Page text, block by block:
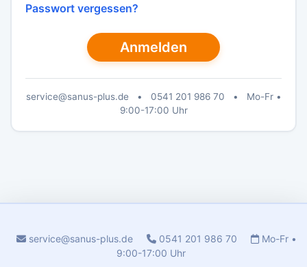
Passwort vergessen?
Anmelden
service@sanus-plus.de • 0541 201 986 70 •
Mo-Fr •
9:00-17:00 Uhr
service@sanus-plus.de 0541 201 986 70
Mo-Fr •
9:00-17:00 Uhr